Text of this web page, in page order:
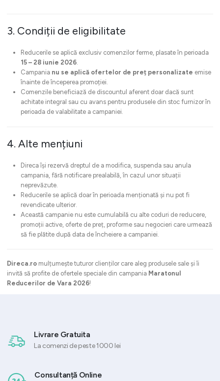
3. Condiții de eligibilitate
Reducerile se aplică exclusiv comenzilor ferme, plasate în perioada
15 – 28 iunie 2026.
Campania nu se aplică ofertelor de preț personalizate emise
înainte de începerea promoției.
Comenzile beneficiază de discountul aferent doar dacă sunt
achitate integral sau cu avans pentru produsele din stoc furnizor în
perioada de valabilitate a campaniei.
4. Alte mențiuni
Direca își rezervă dreptul de a modifica, suspenda sau anula
campania, fără notificare prealabilă, în cazul unor situații
neprevăzute.
Reducerile se aplică doar în perioada menționată și nu pot fi
revendicate ulterior.
Această campanie nu este cumulabilă cu alte coduri de reducere,
promoții active, oferte de preț, proforme sau negocieri care urmează
să fie plătite după data de încheiere a campaniei.
Direca.ro mulțumește tuturor clienților care aleg produsele sale și îi
invită să profite de ofertele speciale din campania Maratonul
Reducerilor de Vara 2026!
Livrare Gratuita
La comenzi de peste 1000 lei
Consultanță Online